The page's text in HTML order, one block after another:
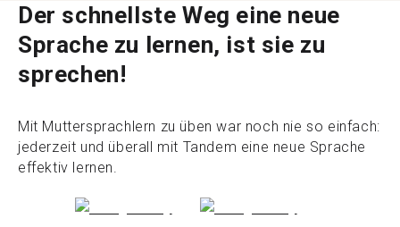
Der schnellste Weg eine neue
Sprache zu lernen, ist sie zu
sprechen!
Mit Muttersprachlern zu üben war noch nie so einfach:
jederzeit und überall mit Tandem eine neue Sprache
effektiv lernen.